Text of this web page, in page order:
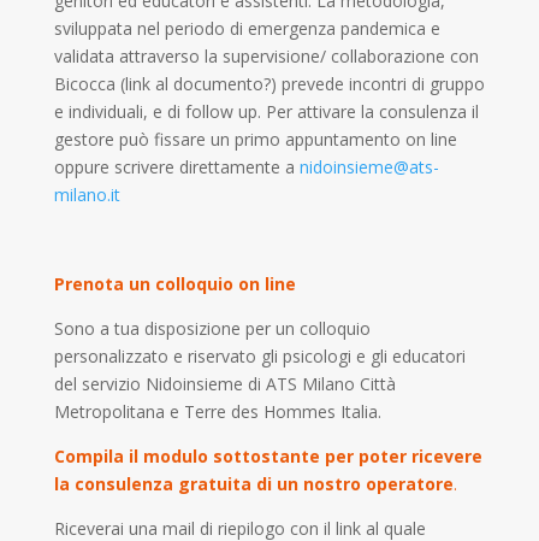
sviluppata nel periodo di emergenza pandemica e
validata attraverso la supervisione/ collaborazione con
Bicocca (link al documento?) prevede incontri di gruppo
e individuali, e di follow up. Per attivare la consulenza il
gestore può fissare un primo appuntamento on line
oppure scrivere direttamente a nidoinsieme@ats-
milano.it
Prenota un colloquio on line
Sono a tua disposizione per un colloquio
personalizzato e riservato gli psicologi e gli educatori
del servizio Nidoinsieme di ATS Milano Città
Metropolitana e Terre des Hommes Italia.
Compila il modulo sottostante per poter ricevere
la consulenza gratuita di un nostro operatore.
Riceverai una mail di riepilogo con il link al quale